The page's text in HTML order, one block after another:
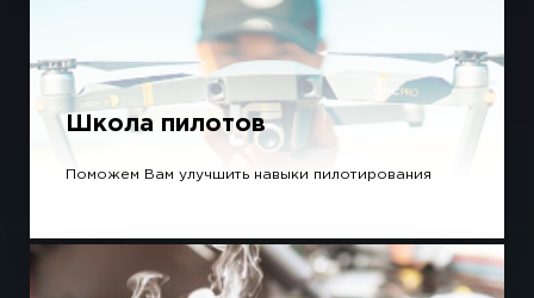
Школа пилотов
Поможем Вам улучшить навыки пилотирования